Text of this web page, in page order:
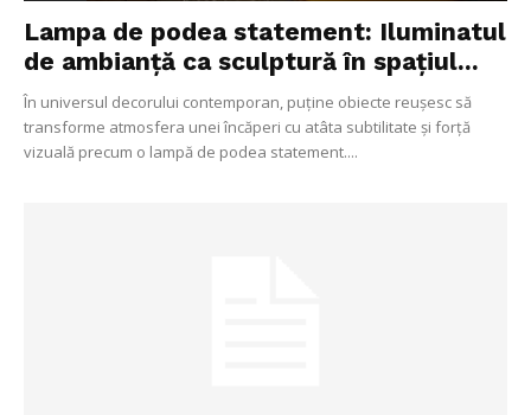
Lampa de podea statement: Iluminatul
de ambianță ca sculptură în spațiul...
În universul decorului contemporan, puține obiecte reușesc să
transforme atmosfera unei încăperi cu atâta subtilitate și forță
vizuală precum o lampă de podea statement....